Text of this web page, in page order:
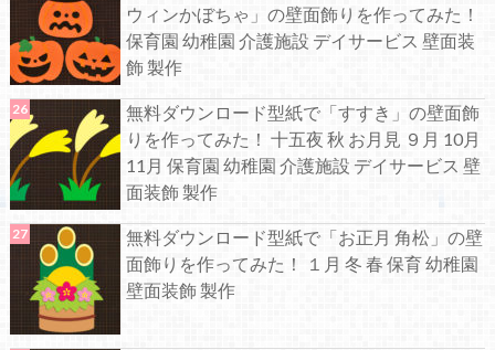
ウィンかぼちゃ」の壁面飾りを作ってみた！
保育園 幼稚園 介護施設 デイサービス 壁面装
飾 製作
無料ダウンロード型紙で「すすき」の壁面飾
りを作ってみた！ 十五夜 秋 お月見 ９月 10月
11月 保育園 幼稚園 介護施設 デイサービス 壁
面装飾 製作
無料ダウンロード型紙で「お正月 角松」の壁
面飾りを作ってみた！ １月 冬 春 保育 幼稚園
壁面装飾 製作